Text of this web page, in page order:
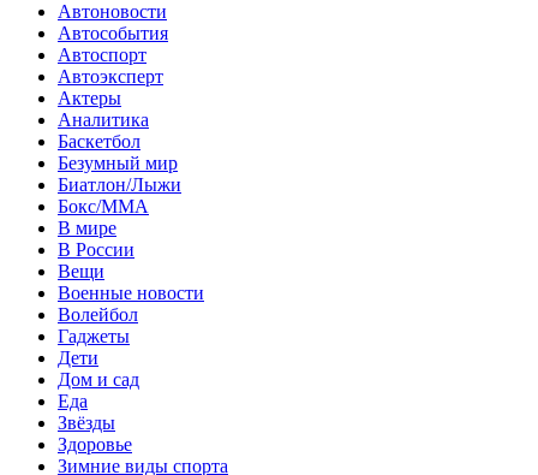
Автоновости
Автособытия
Автоспорт
Автоэксперт
Актеры
Аналитика
Баскетбол
Безумный мир
Биатлон/Лыжи
Бокс/MMA
В мире
В России
Вещи
Военные новости
Волейбол
Гаджеты
Дети
Дом и сад
Еда
Звёзды
Здоровье
Зимние виды спорта